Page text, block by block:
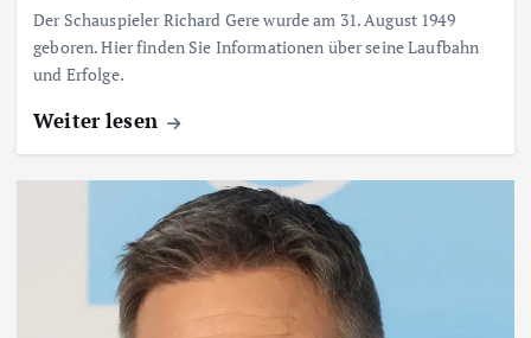
Der Schauspieler Richard Gere wurde am 31. August 1949
geboren. Hier finden Sie Informationen über seine Laufbahn
und Erfolge.
Weiter lesen